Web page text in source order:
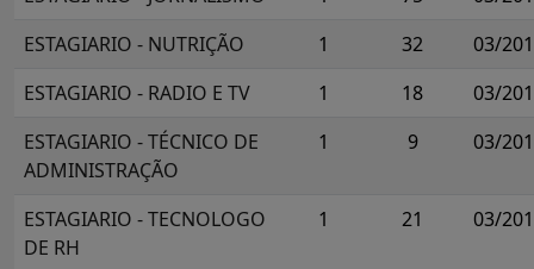
ESTAGIARIO - NUTRIÇÃO
1 32
03/
ESTAGIARIO - RADIO E TV
1 18
03/
ESTAGIARIO - TÉCNICO DE
ADMINISTRAÇÃO
1 9 03/
ESTAGIARIO - TECNOLOGO
DE RH
1 21 03/